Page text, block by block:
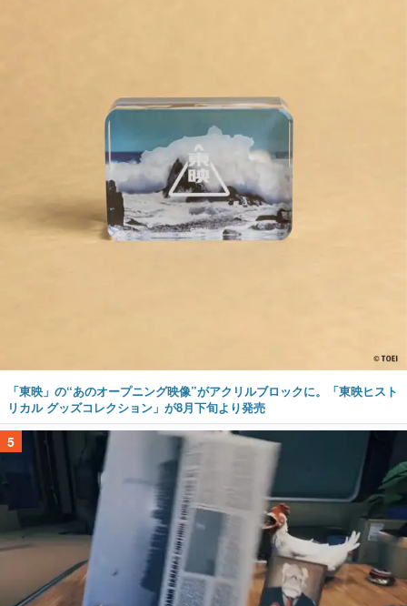
「東映」の“あのオープニング映像”がアクリルブロックに。「東映ヒスト
リカル グッズコレクション」が8月下旬より発売
5